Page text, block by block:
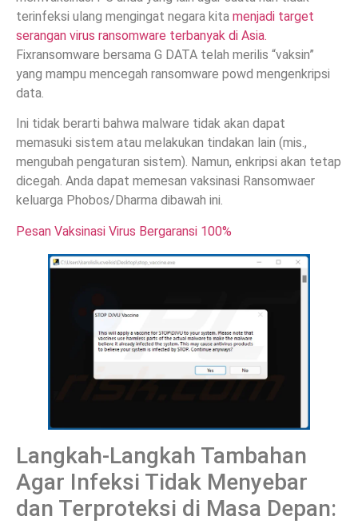
terinfeksi ulang mengingat negara kita menjadi target
serangan virus ransomware terbanyak di Asia.
Fixransomware bersama G DATA telah merilis “vaksin”
yang mampu mencegah ransomware powd mengenkripsi
data.
Ini tidak berarti bahwa malware tidak akan dapat
memasuki sistem atau melakukan tindakan lain (mis.,
mengubah pengaturan sistem). Namun, enkripsi akan tetap
dicegah. Anda dapat memesan vaksinasi Ransomwaer
keluarga Phobos/Dharma dibawah ini.
Pesan Vaksinasi Virus Bergaransi 100%
Langkah-Langkah Tambahan
Agar Infeksi Tidak Menyebar
dan Terproteksi di Masa Depan: